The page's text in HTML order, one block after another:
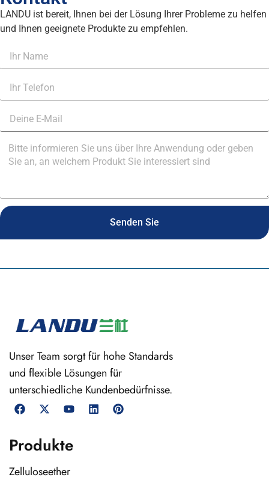
LANDU ist bereit, Ihnen bei der Lösung Ihrer Probleme zu helfen
und Ihnen geeignete Produkte zu empfehlen.
Senden Sie
Unser Team sorgt für hohe Standards
und flexible Lösungen für
unterschiedliche Kundenbedürfnisse.
Produkte
Zelluloseether